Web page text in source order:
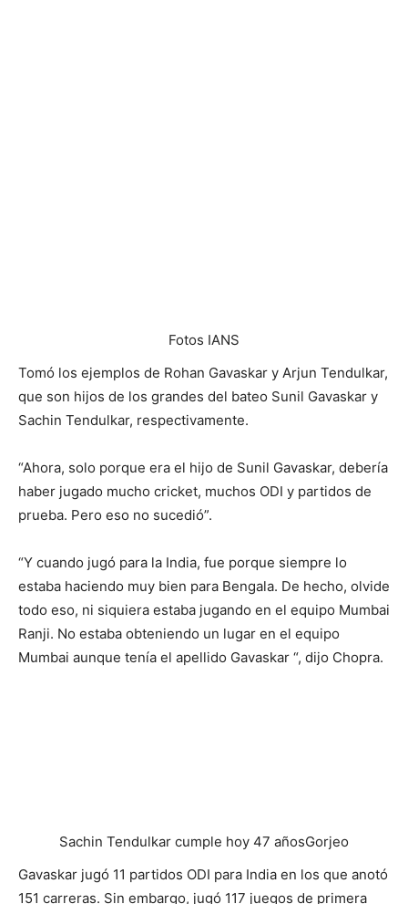
haber jugado mucho cricket, muchos ODI y partidos de
prueba. Pero eso no sucedió”.
estaba haciendo muy bien para Bengala. De hecho, olvide
todo eso, ni siquiera estaba jugando en el equipo Mumbai
Ranji. No estaba obteniendo un lugar en el equipo
Sachin Tendulkar cumple hoy 47 añosGorjeo
Gavaskar jugó 11 partidos ODI para India en los que anotó
equipo sub-19. Cada vez que se realiza la selección, se
equipo indio de cricket.